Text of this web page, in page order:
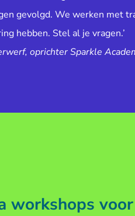
gevolgd. We werken met
hebben. Stel al je vragen.’
oprichter Sparkle
workshops